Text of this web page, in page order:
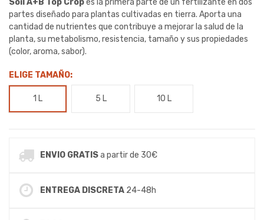
Soil A+B Top Cropes la primera parte de un fertilizante en dos
partes diseñado para plantas cultivadas en tierra. Aporta una
cantidad de nutrientes que contribuye a mejorar la salud de la
planta, su metabolismo, resistencia, tamaño y sus propiedades
(color, aroma, sabor).
ELIGE TAMAÑO:
1 L 5 L 10 L
ENVIO GRATISa partir de 30€
ENTREGA DISCRETA 24-48h